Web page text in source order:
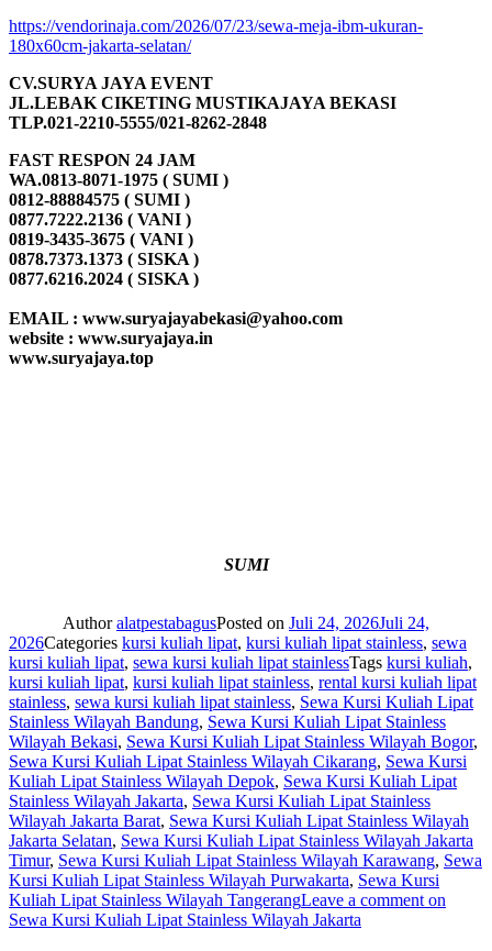
https://vendorinaja.com/2026/07/23/sewa-meja-ibm-ukuran-
180x60cm-jakarta-selatan/
CV.SURYA JAYA EVENT
JL.LEBAK CIKETING MUSTIKAJAYA BEKASI
TLP.021-2210-5555/021-8262-2848
FAST RESPON 24 JAM
WA.0813-8071-1975 ( SUMI )
0812-88884575 ( SUMI )
0877.7222.2136 ( VANI )
0819-3435-3675 ( VANI )
0878.7373.1373 ( SISKA )
0877.6216.2024 ( SISKA )
EMAIL : www.suryajayabekasi@yahoo.com
website : www.suryajaya.in
www.suryajaya.top
SUMI
AuthoralatpestabagusPosted on Juli 24, 2026Juli 24,
2026Categories kursi kuliah lipat, kursi kuliah lipat stainless, sewa
kursi kuliah lipat, sewa kursi kuliah lipat stainlessTags kursi kuliah,
kursi kuliah lipat, kursi kuliah lipat stainless, rental kursi kuliah lipat
stainless, sewa kursi kuliah lipat stainless, Sewa Kursi Kuliah Lipat
Stainless Wilayah Bandung, Sewa Kursi Kuliah Lipat Stainless
Wilayah Bekasi, Sewa Kursi Kuliah Lipat Stainless Wilayah Bogor,
Sewa Kursi Kuliah Lipat Stainless Wilayah Cikarang, Sewa Kursi
Kuliah Lipat Stainless Wilayah Depok, Sewa Kursi Kuliah Lipat
Stainless Wilayah Jakarta, Sewa Kursi Kuliah Lipat Stainless
Wilayah Jakarta Barat, Sewa Kursi Kuliah Lipat Stainless Wilayah
Jakarta Selatan, Sewa Kursi Kuliah Lipat Stainless Wilayah Jakarta
Timur, Sewa Kursi Kuliah Lipat Stainless Wilayah Karawang, Sewa
Kursi Kuliah Lipat Stainless Wilayah Purwakarta, Sewa Kursi
Kuliah Lipat Stainless Wilayah TangerangLeave a commenton
Sewa Kursi Kuliah Lipat Stainless Wilayah Jakarta